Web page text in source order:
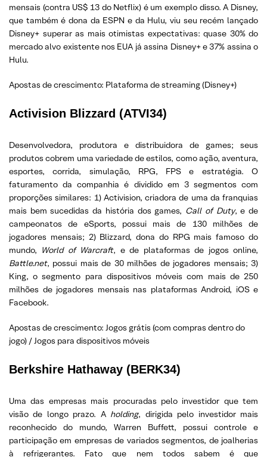
mensais (contra US$ 13 do Netflix) é um exemplo disso. A Disney,
que também é dona da ESPN e da Hulu, viu seu recém lançado
Disney+ superar as mais otimistas expectativas: quase 30% do
mercado alvo existente nos EUA já assina Disney+ e 37% assina o
Hulu.
Apostas de crescimento: Plataforma de streaming (Disney+)
Activision Blizzard (ATVI34)
Desenvolvedora, produtora e distribuidora de games; seus
produtos cobrem uma variedade de estilos, como ação, aventura,
esportes, corrida, simulação, RPG, FPS e estratégia. O
faturamento da companhia é dividido em 3 segmentos com
proporções similares: 1) Activision, criadora de uma da franquias
mais bem sucedidas da história dos games, Call of Duty, e de
campeonatos de eSports, possui mais de 130 milhões de
jogadores mensais; 2) Blizzard, dona do RPG mais famoso do
mundo, World of Warcraft, e de plataformas de jogos online,
Battle.net, possui mais de 30 milhões de jogadores mensais; 3)
King, o segmento para dispositivos móveis com mais de 250
milhões de jogadores mensais nas plataformas Android, iOS e
Facebook.
Apostas de crescimento: Jogos grátis (com compras dentro do
jogo) / Jogos para dispositivos móveis
Berkshire Hathaway (BERK34)
Uma das empresas mais procuradas pelo investidor que tem
visão de longo prazo. A holding, dirigida pelo investidor mais
reconhecido do mundo, Warren Buffett, possui controle e
participação em empresas de variados segmentos, de joalherias
à refrigerantes. Fato que nem todos sabem é que